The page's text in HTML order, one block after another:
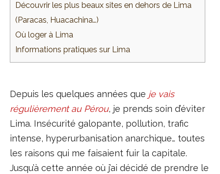
Découvrir les plus beaux sites en dehors de Lima
(Paracas, Huacachina…)
Où loger à Lima
Informations pratiques sur Lima
Depuis les quelques années que je vais
régulièrement au Pérou, je prends soin d’éviter
Lima. Insécurité galopante, pollution, trafic
intense, hyperurbanisation anarchique… toutes
les raisons qui me faisaient fuir la capitale.
Jusqu’à cette année où j’ai décidé de prendre le